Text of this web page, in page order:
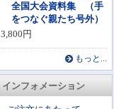
全国大会資料集 （手
をつなぐ親たち号外）
3,800円
もっと...
インフォメーション